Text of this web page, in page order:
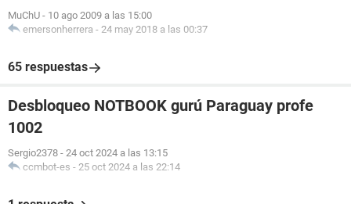
MuChU - 10 ago 2009 a las 15:00
emersonherrera - 24 may 2018 a las 00:37
65 respuestas
Desbloqueo NOTBOOK gurú Paraguay profe
1002
Sergio2378 - 24 oct 2024 a las 13:15
ccmbot-es - 25 oct 2024 a las 22:14